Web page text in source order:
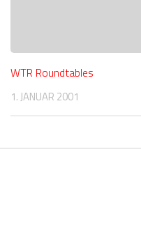
WTR Roundtables
1. JANUAR 2001